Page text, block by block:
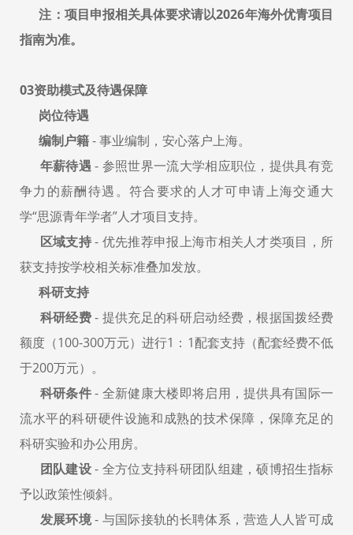
注：项目申报相关具体要求请以2026年海外优青项目
指南为准。
03资助模式及待遇保障
岗位待遇
编制户籍- 事业编制，安心落户上海。
年薪待遇- 参照世界一流大学相应职位，提供具有竞
争力的薪酬待遇。符合要求的人才可申请上海交通大
学“思源青年学者”人才项目支持。
区域支持- 优先推荐申报上海市相关人才类项目，所
获支持按学校相关标准叠加发放。
科研支持
科研经费- 提供充足的科研启动经费，根据国拨经费
额度（100-300万元）进行1：1配套支持（配套经费不低
于200万元）。
科研条件- 全新健康大楼即将启用，提供具有国际一
流水平的科研硬件设施和成熟的技术保障，保障充足的
科研实验和办公用房。
团队建设- 全方位支持科研团队组建，硕博招生指标
予以政策性倾斜。
发展环境- 与国际接轨的长聘体系，营造人人皆可成